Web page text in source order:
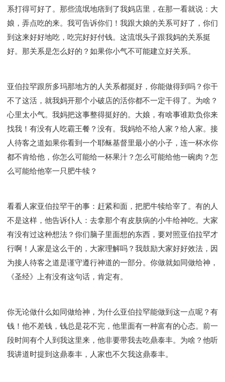
系打得可好了。那些流氓地痞到了我妈店里，在那一看就说：大
娘，弄点吃的来。我可告诉你们！我跟大娘的关系可好了，你们
到这来好好地吃，吃完好好付钱。这流氓头子跟我妈的关系挺
好。那关系是怎么好的？如果你小气不可能建立好关系。
亚伯拉罕跟所多玛那地方的人关系都挺好，你能做得到吗？你干
不了这活，就我妈开那个小破店的活你都不一定干得了。为啥？
心里太小气。我妈把这事整得挺好的。大娘，有啥事谁欺负你来
找我！有没有人吃霸王餐？没有。我妈给不给人家？给人家。接
人待客之道如果你看到一个耶稣基督里最小的小子，连一杯水你
都不肯给他，你怎么可能给一杯果汁？怎么可能给他一碗肉？怎
么可能给他宰一只肥牛犊？
看看人家亚伯拉罕干的事：赶紧和面，把肥牛犊给宰了。有的人
不是这样，他告诉仆人：去拿那个有皮肤病的小牛给神吃。大家
有没有过这种想法？你们脑子里面想的东西，要对照亚伯拉罕才
行啊！人家是这么干的，大家理解吗？我鼓励大家好好效法，因
为接人待客之道是谨守遵行神道的一部分。你做就如同做给神，
《圣经》上有没有这句话，肯定有。
你无论做什么如同做给神，为什么亚伯拉罕能做到这一点呢？有
钱！他不差钱，钱总是花不完，他里面有一种富有的心态。前一
段时间有个人到我这里来，他非要带我去吃鼎泰丰。为啥？他听
我讲道时提到这鼎泰丰，人家也不欠我这鼎泰丰。